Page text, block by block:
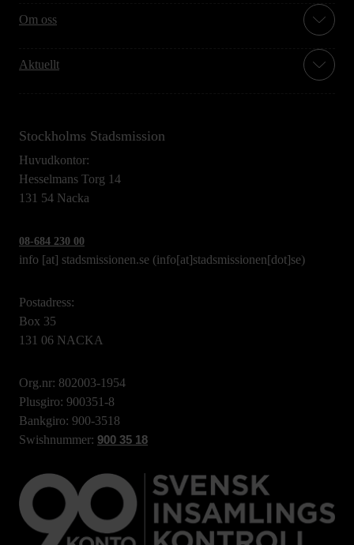
Om oss
Aktuellt
Stockholms Stadsmission
Huvudkontor:
Hesselmans Torg 14
131 54 Nacka
08-684 230 00
info [at] stadsmissionen.se (info[at]stadsmissionen[dot]se)
Postadress:
Box 35
131 06 NACKA
Org.nr: 802003-1954
Plusgiro: 900351-8
Bankgiro: 900-3518
Swishnummer: 900 35 18